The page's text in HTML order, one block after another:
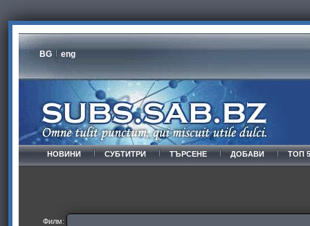
BG eng
НОВИНИ СУБТИТРИ ТЪРСЕНЕ ДОБАВИ ТОП
Филм: